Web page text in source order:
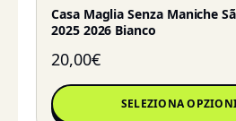
Casa Maglia Senza Maniche
2025 2026 Bianco
20,00€
SELEZIONA